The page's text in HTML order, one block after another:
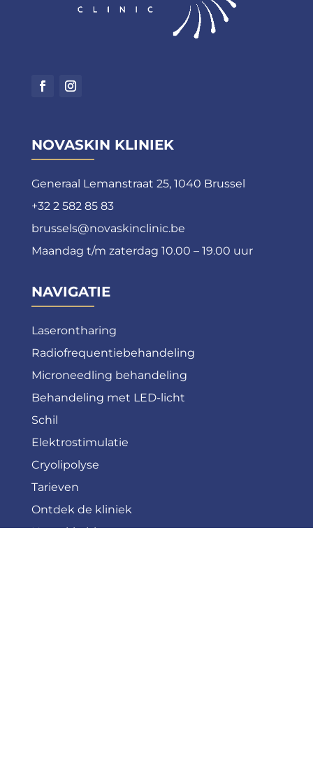
NOVASKIN KLINIEK
Generaal Lemanstraat 25, 1040 Brussel
+32 2 582 85 83
brussels@novaskinclinic.be
Maandag t/m zaterdag 10.00 – 19.00 uur
NAVIGATIE
Laserontharing
Radiofrequentiebehandeling
Microneedling behandeling
Behandeling met LED-licht
Schil
Elektrostimulatie
Cryolipolyse
Tarieven
Ontdek de kliniek
Novaskin blog